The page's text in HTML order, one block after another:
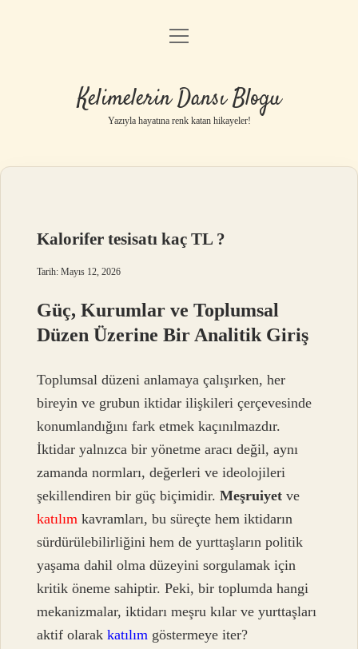
Anasayfa
Yasal Uyarı
menüyü
Kelimelerin Dansı Blogu
Yazıyla hayatına renk katan hikayeler!
Kalorifer tesisatı kaç TL ?
Tarih: Mayıs 12, 2026
Güç, Kurumlar ve Toplumsal
Düzen Üzerine Bir Analitik Giriş
Toplumsal düzeni anlamaya çalışırken, her
bireyin ve grubun iktidar ilişkileri çerçevesinde
konumlandığını fark etmek kaçınılmazdır.
İktidar yalnızca bir yönetme aracı değil, aynı
zamanda normları, değerleri ve ideolojileri
şekillendiren bir güç biçimidir.Meşruiyet ve
katılım kavramları, bu süreçte hem iktidarın
sürdürülebilirliğini hem de yurttaşların politik
yaşama dahil olma düzeyini sorgulamak için
kritik öneme sahiptir. Peki, bir toplumda hangi
mekanizmalar, iktidarı meşru kılar ve yurttaşları
aktif olarakkatılım göstermeye iter?